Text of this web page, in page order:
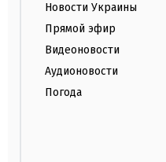
Новости Украины
Прямой эфир
Видеоновости
Аудионовости
Погода